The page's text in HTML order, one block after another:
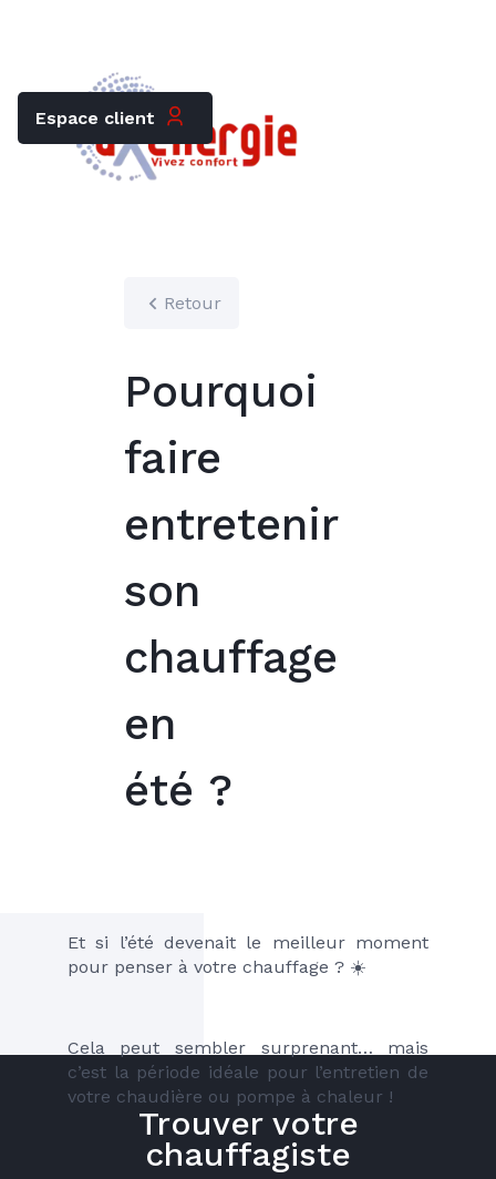
Espace client
Retour
Pourquoi
faire
entretenir
son
chauffage
en
été ?
Et si l’été devenait le meilleur moment
pour penser à votre chauffage ? ☀️
Cela peut sembler surprenant… mais
c’est la période idéale pour l’entretien de
votre chaudière ou pompe à chaleur !
Trouver votre
chauffagiste